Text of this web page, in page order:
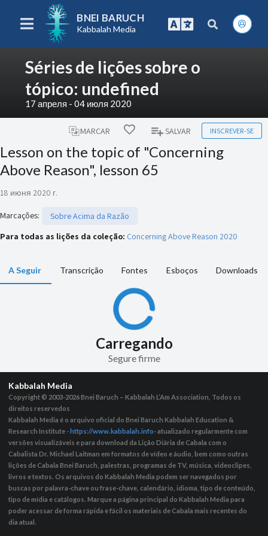
BNEI BARUCH
Kabbalah Media
Séries de lições sobre o
tópico: undefined
17 апреля - 04 июля 2020
MARCAR SALVAR INSCREVER-SE
Lesson on the topic of "Concerning
Above Reason", lesson 65
18 июня 2020 г.
Marcações:
Sobre Acima da Razão
Para todas as lições da coleção: Concerning Above Reason 2020
A Seguir Transcrição Fontes Esboços Downloads
Carregando
Segure firme
Kabbalah Media
Copyright © 2003-2026Bnei Baruch – Kabbalah L’Am Association, Todos os
direitos reservedos
Kabbalah Media é o arquivo oficial do Bnei Baruch Kabbalah Education &
Research Institute - https://www.kabbalah.info- atualizado regularmente com
versões visualizáveis ​​e para download da Lição Diária de Cabala com o
Cabalista Dr. Michael Laitman em formatos de vídeo e áudio, bem como outras
lições de Cabala Bnei Baruch, palestras, programas de TV, música, videoclipes,
livros e textos. Os arquivos do Kabbalah Media podem ser navegados por
buscas por palavra-chave ou frase-chave, calendário, idioma, tipo de conteúdo,
tipo de mídia e catálogos. Marque a página principal do Kabbalah Media para
poder acessar de forma rápida e fácil os materiais de Cabala mais recentes do
dia atual.